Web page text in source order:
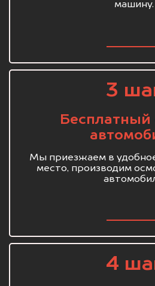
машину.
3
Бесплатный
Мы приезжаем в
место, производим
4